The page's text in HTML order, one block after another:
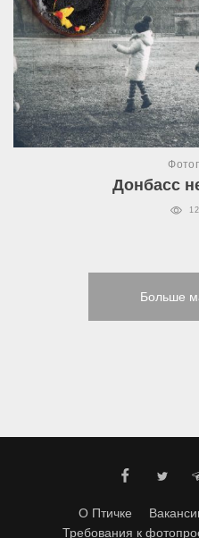
Донбасс
Больше
О Птичке
Требования к